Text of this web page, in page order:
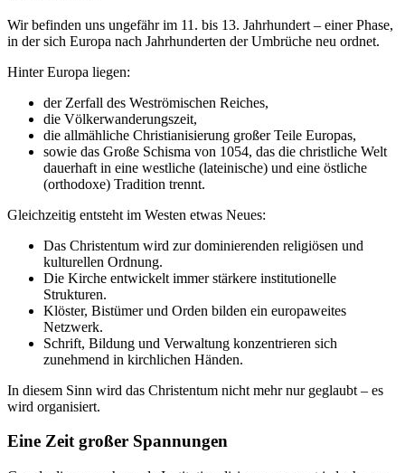
Wir befinden uns ungefähr im 11. bis 13. Jahrhundert – einer Phase,
in der sich Europa nach Jahrhunderten der Umbrüche neu ordnet.
Hinter Europa liegen:
der Zerfall des Weströmischen Reiches,
die Völkerwanderungszeit,
die allmähliche Christianisierung großer Teile Europas,
sowie das Große Schisma von 1054, das die christliche Welt
dauerhaft in eine westliche (lateinische) und eine östliche
(orthodoxe) Tradition trennt.
Gleichzeitig entsteht im Westen etwas Neues:
Das Christentum wird zur dominierenden religiösen und
kulturellen Ordnung.
Die Kirche entwickelt immer stärkere institutionelle
Strukturen.
Klöster, Bistümer und Orden bilden ein europaweites
Netzwerk.
Schrift, Bildung und Verwaltung konzentrieren sich
zunehmend in kirchlichen Händen.
In diesem Sinn wird das Christentum nicht mehr nur geglaubt – es
wird organisiert.
Eine Zeit großer Spannungen